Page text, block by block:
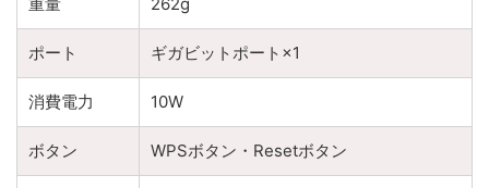
ポート ギガビットポート×1
消費電力 10W
ボタン WPSボタン・Resetボタン